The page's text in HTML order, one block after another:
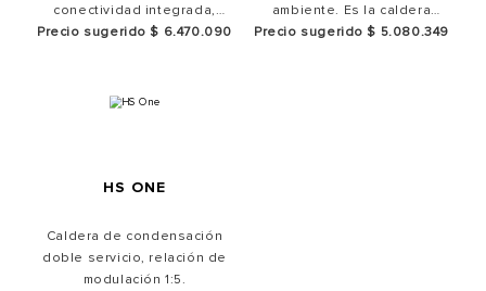
conectividad integrada,
clase A+ y sistema
italiano.
Precio sugerido $ 6.470.090
ambiente. Es la caldera
ideal si estás pensando en
Precio sugerido $ 5.080.349
HS ONE
Caldera de condensación
doble servicio, relación de
modulación 1:5.